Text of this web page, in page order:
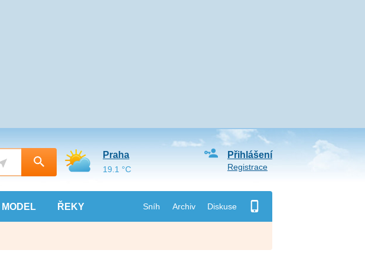
MODEL ŘEKY Sníh Archiv Diskuse
Přihlášení
Registrace
Praha
19.1 °C